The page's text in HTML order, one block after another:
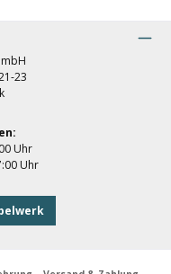
23
Uhr
Uhr